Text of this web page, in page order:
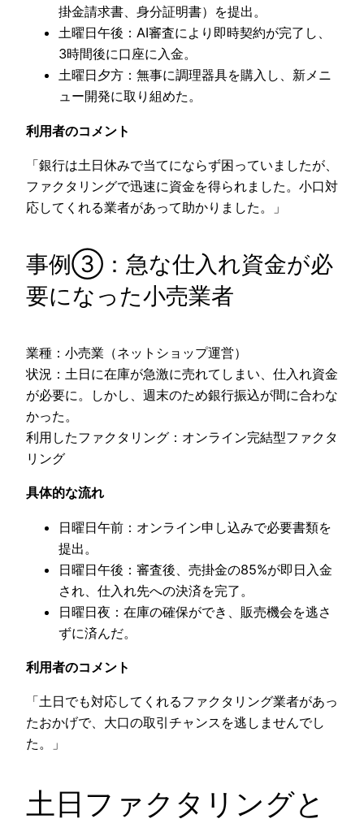
掛金請求書、身分証明書）を提出。
土曜日午後：AI審査により即時契約が完了し、
3時間後に口座に入金。
土曜日夕方：無事に調理器具を購入し、新メニ
ュー開発に取り組めた。
利用者のコメント
「銀行は土日休みで当てにならず困っていましたが、
ファクタリングで迅速に資金を得られました。小口対
応してくれる業者があって助かりました。」
事例③：急な仕入れ資金が必
要になった小売業者
業種：小売業（ネットショップ運営）
状況：土日に在庫が急激に売れてしまい、仕入れ資金
が必要に。しかし、週末のため銀行振込が間に合わな
かった。
利用したファクタリング：オンライン完結型ファクタ
リング
具体的な流れ
日曜日午前：オンライン申し込みで必要書類を
提出。
日曜日午後：審査後、売掛金の85%が即日入金
され、仕入れ先への決済を完了。
日曜日夜：在庫の確保ができ、販売機会を逃さ
ずに済んだ。
利用者のコメント
「土日でも対応してくれるファクタリング業者があっ
たおかげで、大口の取引チャンスを逃しませんでし
た。」
土日ファクタリングと